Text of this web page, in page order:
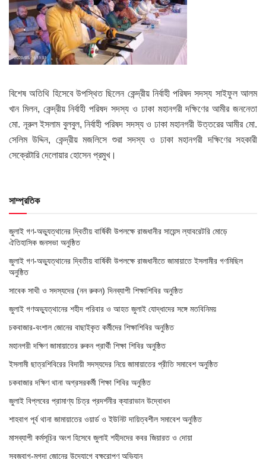
বিশেষ অতিথি হিসেবে উপস্থিত ছিলেন কেন্দ্রীয় নির্বাহী পরিষদ সদস্য সাইফুল আলম
খান মিলন, কেন্দ্রীয় নির্বাহী পরিষদ সদস্য ও ঢাকা মহানগরী দক্ষিণের আমীর জননেতা
মো. নূরুল ইসলাম বুলবুল, নির্বাহী পরিষদ সদস্য ও ঢাকা মহানগরী উত্তরের আমীর মো.
সেলিম উদ্দিন, কেন্দ্রীয় মজলিসে শুরা সদস্য ও ঢাকা মহানগরী দক্ষিণের সহকারী
সেক্রেটারি দেলোয়ার হোসেন প্রমুখ।
সাম্প্রতিক
জুলাই গণ-অভ্যুত্থানের দ্বিতীয় বার্ষিকী উপলক্ষে রাজধানীর সায়েন্স ল্যাবরেটরি মোড়ে
ঐতিহাসিক জনসভা অনুষ্ঠিত
জুলাই গণ-অভ্যুত্থানের দ্বিতীয় বার্ষিকী উপলক্ষে রাজধানীতে জামায়াতে ইসলামীর গণমিছিল
অনুষ্ঠিত
সাবেক সাথী ও সদস্যদের (নন রুকন) দিনব্যাপী শিক্ষাশিবির অনুষ্ঠিত
জুলাই গণঅভ্যুত্থানের শহীদ পরিবার ও আহত জুলাই যোদ্ধাদের সঙ্গে মতবিনিময়
চকবাজার-বংশাল জোনের বাছাইকৃত কর্মীদের শিক্ষাশিবির অনুষ্ঠিত
মহানগরী দক্ষিণ জামায়াতের রুকন প্রার্থী শিক্ষা শিবির অনুষ্ঠিত
ইসলামী ছাত্রশিবিরের বিদায়ী সদস্যদের নিয়ে জামায়াতের প্রীতি সমাবেশ অনুষ্ঠিত
চকবাজার দক্ষিণ থানা অগ্রসরকর্মী শিক্ষা শিবির অনুষ্ঠিত
জুলাই বিপ্লবের প্রামাণ্য চিত্র প্রদর্শনীর ক্যারাভান উদ্বোধন
শাহবাগ পূর্ব থানা জামায়াতের ওয়ার্ড ও ইউনিট দায়িত্বশীল সমাবেশ অনুষ্ঠিত
মাসব্যাপী কর্মসূচির অংশ হিসেবে জুলাই শহীদদের কবর জিয়ারত ও দোয়া
সবুজবাগ-মুগদা জোনের উদ্যোগে বৃক্ষরোপণ অভিযান